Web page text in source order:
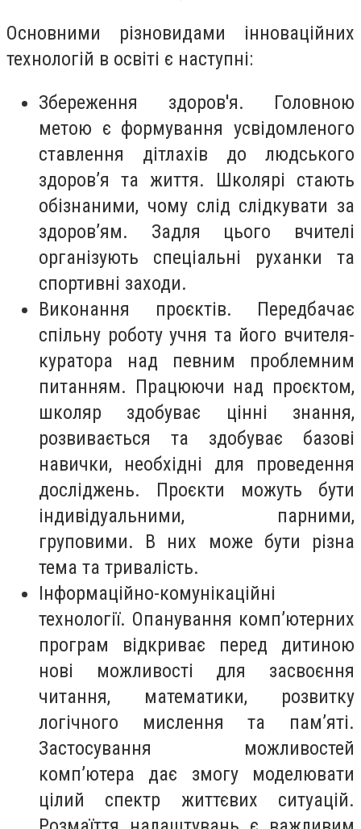
Основними різновидами інноваційних
технологій в освіті є наступні:
Збереження здоров'я. Головною
метою є формування усвідомленого
ставлення дітлахів до людського
здоров’я та життя. Школярі стають
обізнаними, чому слід слідкувати за
здоров’ям. Задля цього вчителі
організують спеціальні руханки та
спортивні заходи.
Виконання проєктів. Передбачає
спільну роботу учня та його вчителя-
куратора над певним проблемним
питанням. Працюючи над проєктом,
школяр здобуває цінні знання,
розвивається та здобуває базові
навички, необхідні для проведення
досліджень. Проєкти можуть бути
індивідуальними, парними,
груповими. В них може бути різна
тема та тривалість.
Інформаційно-комунікаційні
технології. Опанування комп’ютерних
програм відкриває перед дитиною
нові можливості для засвоєння
читання, математики, розвитку
логічного мислення та пам’яті.
Застосування можливостей
комп’ютера дає змогу моделювати
цілий спектр життєвих ситуацій.